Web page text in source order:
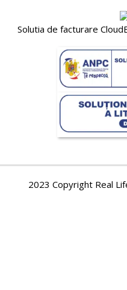
Solutia de facturare
2023 Copyright Real